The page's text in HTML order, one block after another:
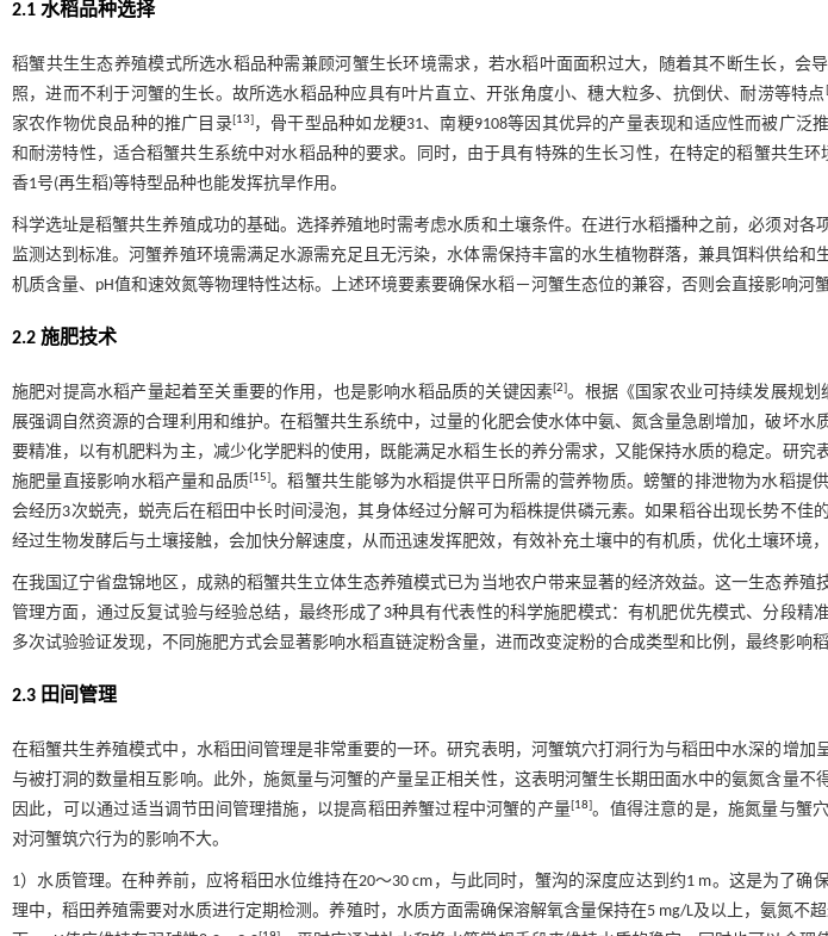
2.1 水稻品种选择
稻蟹共生生态养殖模式所选水稻品种需兼顾河蟹生长环境需求，若水稻叶面面积过大，随着其不断生长，会
照，进而不利于河蟹的生长。故所选水稻品种应具有叶片直立、开张角度小、穗大粒多、抗倒伏、耐涝等特点 [
家农作物优良品种的推广目录[13]，骨干型品种如龙粳31、南粳9108等因其优异的产量表现和适应性而被广泛
和耐涝特性，适合稻蟹共生系统中对水稻品种的要求。同时，由于具有特殊的生长习性，在特定的稻蟹共生环
香1号(再生稻)等特型品种也能发挥抗旱作用。
科学选址是稻蟹共生养殖成功的基础。选择养殖地时需考虑水质和土壤条件。在进行水稻播种之前，必须对各
监测达到标准。河蟹养殖环境需满足水源需充足且无污染，水体需保持丰富的水生植物群落，兼具饵料供给和
机质含量、pH值和速效氮等物理特性达标。上述环境要素要确保水稻－河蟹生态位的兼容，否则会直接影响河
2.2 施肥技术
施肥对提高水稻产量起着至关重要的作用，也是影响水稻品质的关键因素[2]。根据《国家农业可持续发展规划
展强调自然资源的合理利用和维护。在稻蟹共生系统中，过量的化肥会使水体中氨、氮含量急剧增加，破坏水
要精准，以有机肥料为主，减少化学肥料的使用，既能满足水稻生长的养分需求，又能保持水质的稳定。研究
施肥量直接影响水稻产量和品质[15]。稻蟹共生能够为水稻提供平日所需的营养物质。螃蟹的排泄物为水稻提
会经历3次蜕壳，蜕壳后在稻田中长时间浸泡，其身体经过分解可为稻株提供磷元素。如果稻谷出现长势不佳
经过生物发酵后与土壤接触，会加快分解速度，从而迅速发挥肥效，有效补充土壤中的有机质，优化土壤环境
在我国辽宁省盘锦地区，成熟的稻蟹共生立体生态养殖模式已为当地农户带来显著的经济效益。这一生态养殖
管理方面，通过反复试验与经验总结，最终形成了3种具有代表性的科学施肥模式：有机肥优先模式、分段精
多次试验验证发现，不同施肥方式会显著影响水稻直链淀粉含量，进而改变淀粉的合成类型和比例，最终影响
2.3 田间管理
在稻蟹共生养殖模式中，水稻田间管理是非常重要的一环。研究表明，河蟹筑穴打洞行为与稻田中水深的增加
与被打洞的数量相互影响。此外，施氮量与河蟹的产量呈正相关性，这表明河蟹生长期田面水中的氨氮含量不
因此，可以通过适当调节田间管理措施，以提高稻田养蟹过程中河蟹的产量[18]。值得注意的是，施氮量与蟹
对河蟹筑穴行为的影响不大。
1）水质管理。在种养前，应将稻田水位维持在20～30 cm，与此同时，蟹沟的深度应达到约1 m。这是为了确
理中，稻田养殖需要对水质进行定期检测。养殖时，水质方面需确保溶解氧含量保持在5 mg/L及以上，氨氮不